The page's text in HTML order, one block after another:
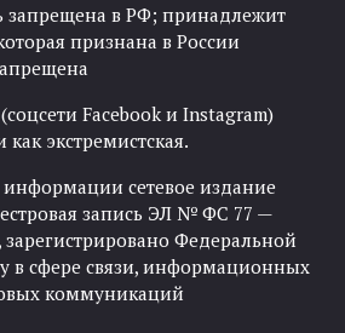
запрещена в РФ; принадлежит
признана в России
Facebook и Instagram)
экстремистская.
информации сетевое издание
запись ЭЛ № ФС 77 —
зарегистрировано Федеральной
в сфере связи, информационных
коммуникаций